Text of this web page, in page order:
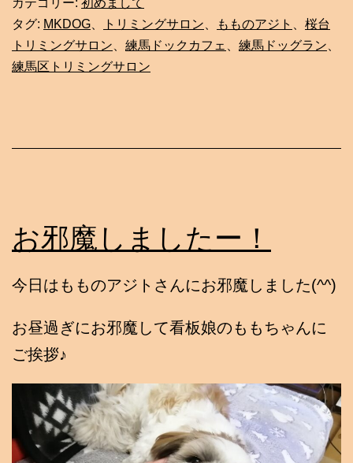
カテゴリー: 初めまして
タグ: MKDOG トリミングサロン もものアジト
桜台
トリミングサロン
練馬ドックカフェ 練馬ドッグラン
練馬区トリミングサロン
お邪魔しましたー！
今日はもものアジトさんにお邪魔しました(^^)
お昼過ぎにお邪魔して看板娘のももちゃんに
ご挨拶♪